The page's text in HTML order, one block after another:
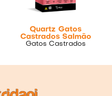
Quartz Gatos
Castrados Salmão
Gatos Castrados